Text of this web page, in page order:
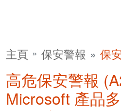
主頁 保安警報 保
高危保安警報
Microsoft 產品